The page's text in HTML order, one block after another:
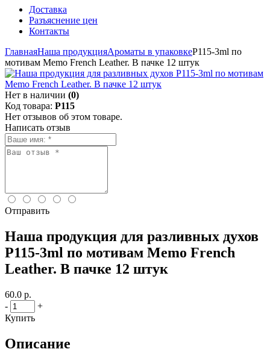
Доставка
Разъяснение цен
Контакты
ГлавнаяНаша продукцияАроматы в упаковкеP115-3ml по
мотивам Memo French Leather. В пачке 12 штук
Нет в наличии (0)
Код товара: P115
Нет отзывов об этом товаре.
Написать отзыв
Отправить
Наша продукция для разливных духов
P115-3ml по мотивам Memo French
Leather. В пачке 12 штук
60.0 р.
-
+
Купить
Описание